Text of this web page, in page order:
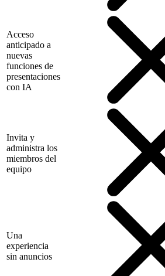
Acceso
anticipado a
nuevas
funciones de
presentaciones
con IA
Invita y
administra los
miembros del
equipo
Una
experiencia
sin anuncios